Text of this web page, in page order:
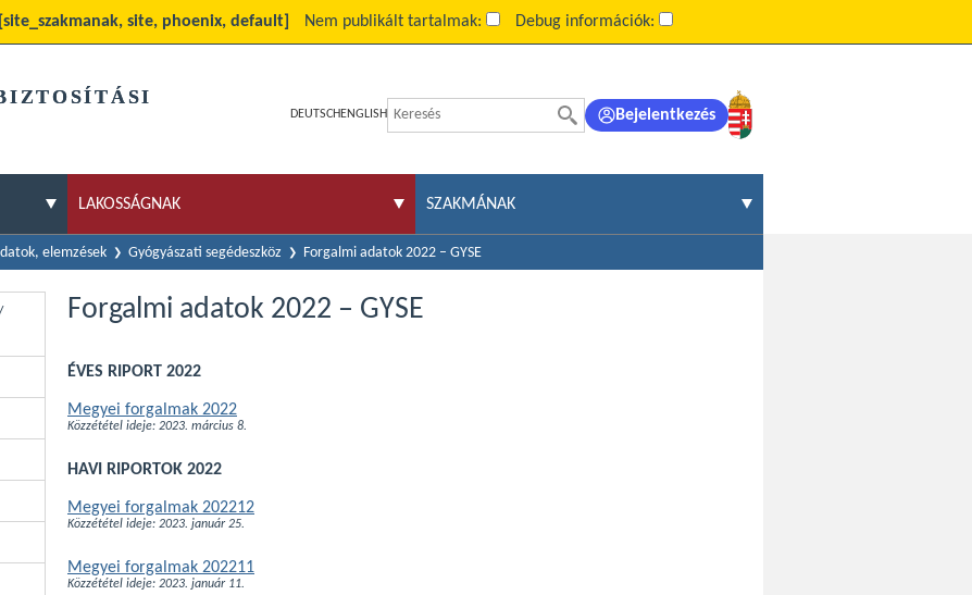
[site_szakmanak, site, phoenix, default] Nem publikált tartalmak: Debug információk:
DEUTSCH ENGLISH Bejelentkezés
LAKOSSÁGNAK SZAKMÁNAK
elemzések Gyógyászati segédeszköz Forgalmi adatok 2022 – GYSE
Forgalmi adatok 2022 – GYSE
ÉVES RIPORT 2022
Megyei forgalmak 2022
Közzététel ideje: 2023. március 8.
HAVI RIPORTOK 2022
Megyei forgalmak 202212
Közzététel ideje: 2023. január 25.
Megyei forgalmak 202211
Közzététel ideje: 2023. január 11.